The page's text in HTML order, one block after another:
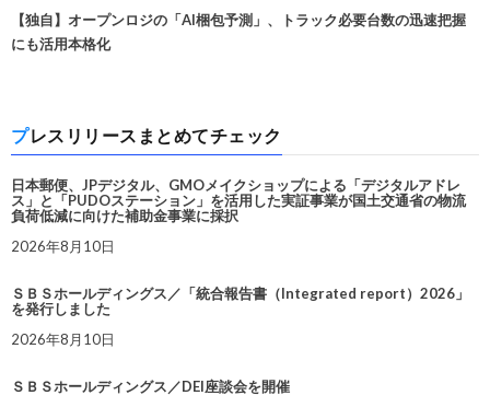
【独自】オープンロジの「AI梱包予測」、トラック必要台数の迅速把握
にも活用本格化
プレスリリースまとめてチェック
日本郵便、JPデジタル、GMOメイクショップによる「デジタルアドレ
ス」と「PUDOステーション」を活用した実証事業が国土交通省の物流
負荷低減に向けた補助金事業に採択
2026年8月10日
ＳＢＳホールディングス／「統合報告書（Integrated report）2026」
を発行しました
2026年8月10日
ＳＢＳホールディングス／DEI座談会を開催